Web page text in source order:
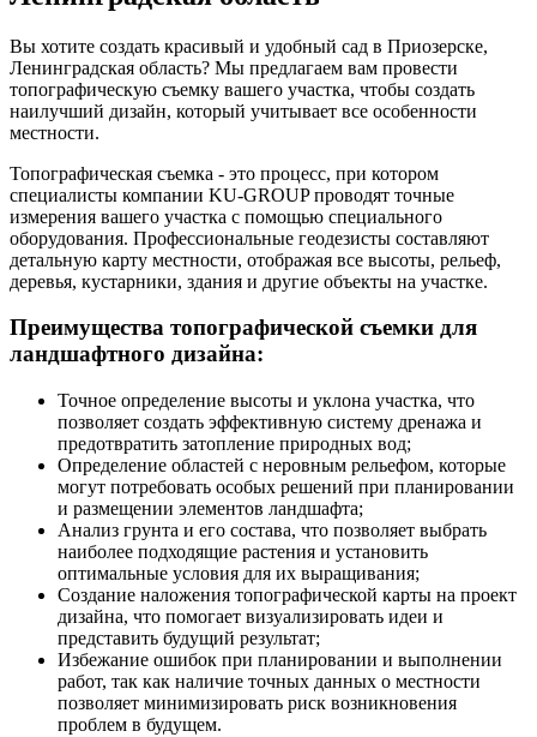
Вы хотите создать красивый и удобный сад в Приозерске,
Ленинградская область? Мы предлагаем вам провести
топографическую съемку вашего участка, чтобы создать
наилучший дизайн, который учитывает все особенности
местности.
Топографическая съемка - это процесс, при котором
специалисты компании KU-GROUP проводят точные
измерения вашего участка с помощью специального
оборудования. Профессиональные геодезисты составляют
детальную карту местности, отображая все высоты, рельеф,
деревья, кустарники, здания и другие объекты на участке.
Преимущества топографической съемки для
ландшафтного дизайна:
Точное определение высоты и уклона участка, что
позволяет создать эффективную систему дренажа и
предотвратить затопление природных вод;
Определение областей с неровным рельефом, которые
могут потребовать особых решений при планировании
и размещении элементов ландшафта;
Анализ грунта и его состава, что позволяет выбрать
наиболее подходящие растения и установить
оптимальные условия для их выращивания;
Создание наложения топографической карты на проект
дизайна, что помогает визуализировать идеи и
представить будущий результат;
Избежание ошибок при планировании и выполнении
работ, так как наличие точных данных о местности
позволяет минимизировать риск возникновения
проблем в будущем.